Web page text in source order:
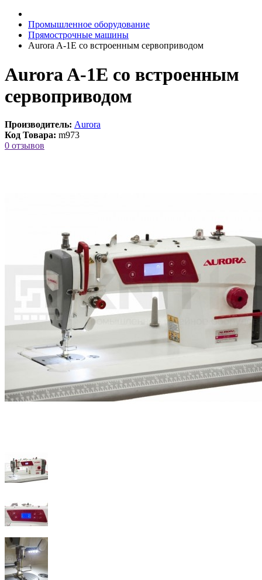
Промышленное оборудование
Прямострочные машины
Aurora A-1E со встроенным сервоприводом
Aurora A-1E со встроенным
сервоприводом
Производитель: Aurora
Код Товара: m973
0 отзывов